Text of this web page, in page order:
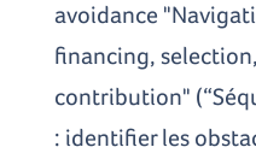
avoidance
financing,
contribution"
: identifier les